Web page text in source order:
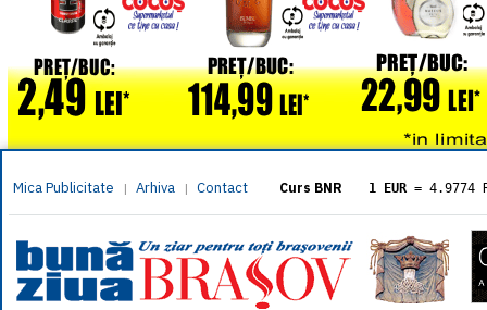
Mica Publicitate | Arhiva | Contact Curs BNR 1 EUR = 4.9774
= 5.8304
1 XAU= 464.4611
1 AED= 1.1933
1 AUD= 2.7957
1 BGN= 2.5449